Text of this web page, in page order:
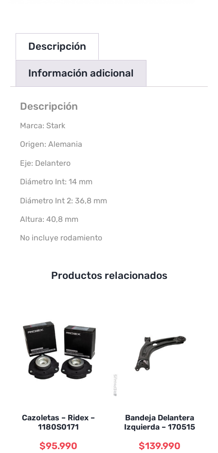
Descripción
Información adicional
Descripción
Marca: Stark
Origen: Alemania
Eje: Delantero
Diámetro Int: 14 mm
Diámetro Int 2: 36,8 mm
Altura: 40,8 mm
No incluye rodamiento
Productos relacionados
Cazoletas – Ridex –
1180S0171
$95.990
Bandeja Delantera
Izquierda – 170515
$139.990